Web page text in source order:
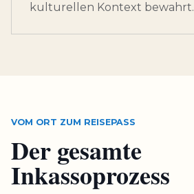
kulturellen Kontext bewahrt.
VOM ORT ZUM REISEPASS
Der gesamte
Inkassoprozess